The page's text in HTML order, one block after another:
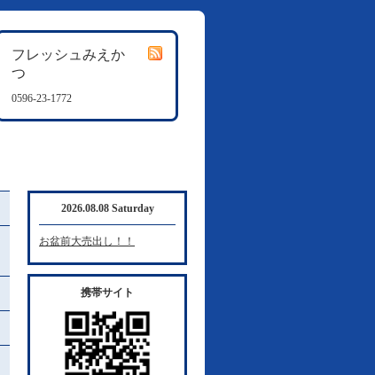
フレッシュみえか
つ
0596-23-1772
2026.08.08 Saturday
お盆前大売出し！！
携帯サイト